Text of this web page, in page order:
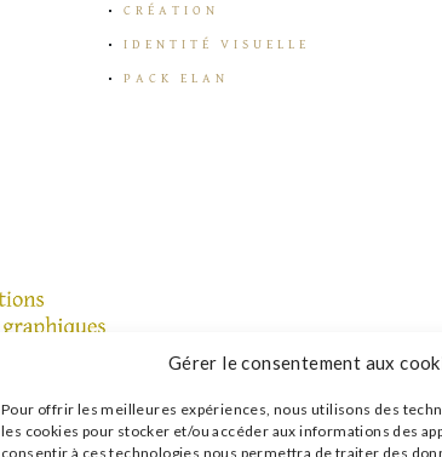
Gérer le consentement aux
Pour offrir les meilleures expériences, nous utilisons des
les cookies pour stocker et/ou accéder aux informations des
consentir à ces technologies nous permettra de traiter des
CRÉATION
IDENTITÉ VISUELLE
PACK ELAN